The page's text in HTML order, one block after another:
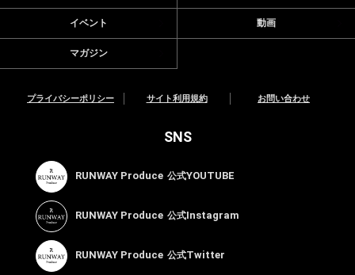
イベント 動画
マガジン
プライバシーポリシー サイト利用規約 お問い合わせ
SNS
RUNWAY Produce 公式YOUTUBE
RUNWAY Produce 公式Instagram
RUNWAY Produce 公式Twitter